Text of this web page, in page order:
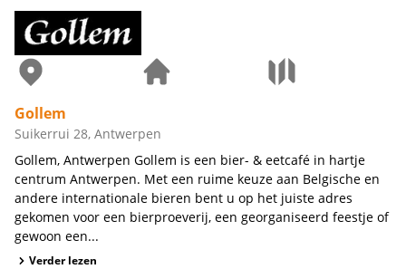
Gollem
Suikerrui 28, Antwerpen
Gollem, Antwerpen Gollem is een bier- & eetcafé in hartje
centrum Antwerpen. Met een ruime keuze aan Belgische en
andere internationale bieren bent u op het juiste adres
gekomen voor een bierproeverij, een georganiseerd feestje of
gewoon een...
Verder lezen